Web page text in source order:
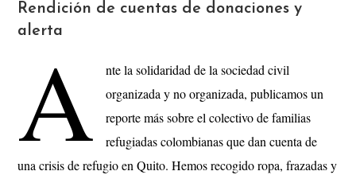
Rendición de cuentas de donaciones y
alerta
A
nte la solidaridad de la sociedad civil
organizada y no organizada, publicamos un
reporte más sobre el colectivo de familias
refugiadas colombianas que dan cuenta de
una crisis de refugio en Quito. Hemos recogido ropa, frazadas y